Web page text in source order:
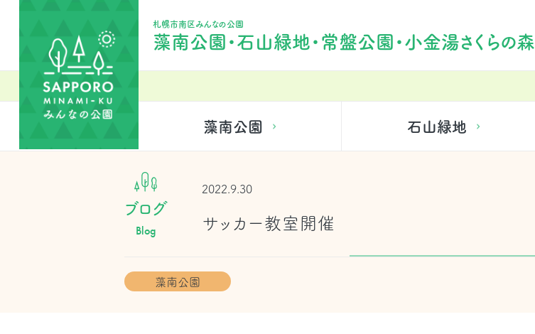
札幌市南区みんなの公園
藻南公園・石山緑地・常盤公園・小金湯さくらの森
藻南公園 石山緑地
ブログ
Blog
2022.9.30
サッカー教室開催
藻南公園